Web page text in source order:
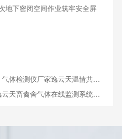
地下密闭空间作业筑牢安全屏
测仪厂家逸云天温情共度传统佳节
舍气体在线监测系统落地多所高校院所